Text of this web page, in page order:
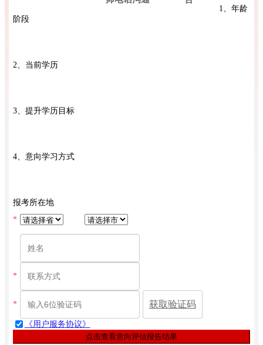
1、年龄
阶段
2、当前学历
3、提升学历目标
4、意向学习方式
报考所在地
*
*
* 获取验证码
《用户服务协议》
点击查看意向评估报告结果